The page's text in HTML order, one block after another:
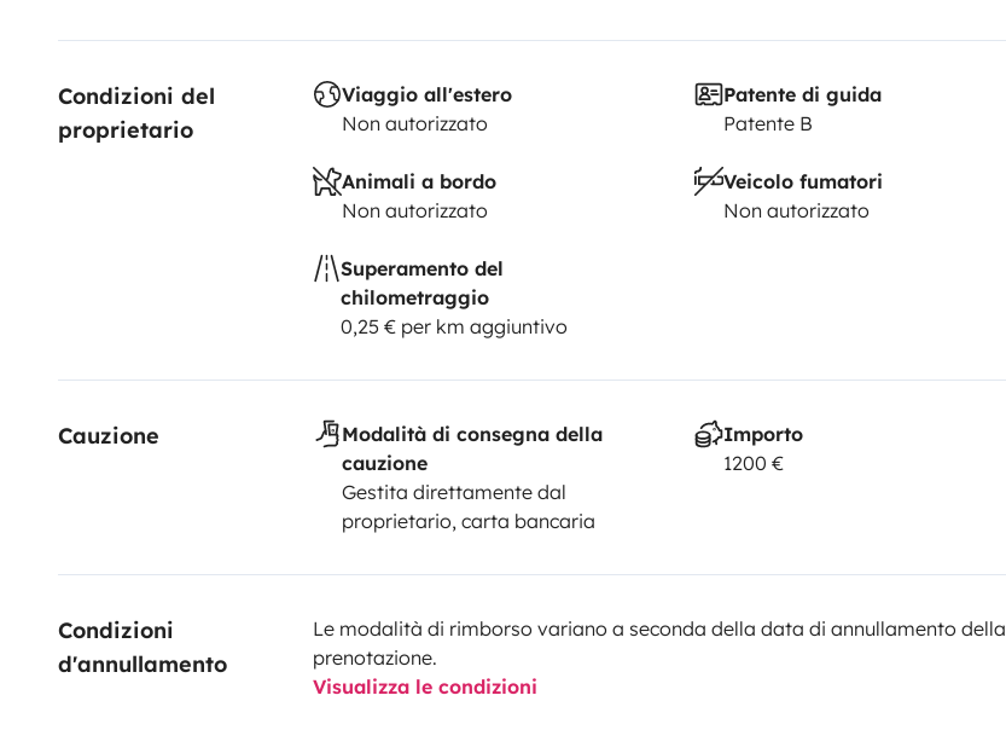
Condizioni del
proprietario
Viaggio all'estero
Non autorizzato
Patente di guida
Patente B
Animali a bordo
Non autorizzato
Veicolo fumatori
Non autorizzato
Superamento del
chilometraggio
0,25 € per km aggiuntivo
Cauzione
Modalità di consegna della
cauzione
Gestita direttamente dal
proprietario, carta bancaria
Importo
1200 €
Condizioni
d'annullamento
Le modalità di rimborso variano a seconda della data di annullamento della
prenotazione.
Visualizza le condizioni